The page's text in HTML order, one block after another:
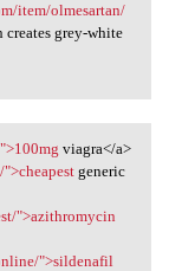
item/olmesartan/
grey-white
viagra</a>
generic
">azithromycin
">sildenafil